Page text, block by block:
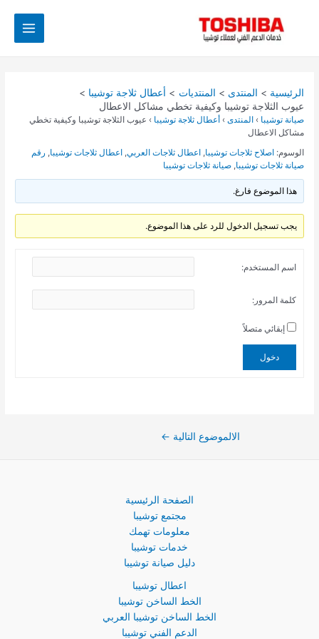
Main
الرئيسية المنتدى المنتديات
أعطال ثلاجة توشيبا
عيوب الثلاجة توشيبا وكيفية تخطي مشاكل الاعطال
صيانة توشيبا ›المنتدى ›أعطال ثلاجة توشيبا › عيوب الثلاجة توشيبا وكيفية تخطي
مشاكل الاعطال
الوسوم:اصلاح ثلاجات توشيبا,اعطال ثلاجات العربي,اعطال ثلاجات توشيبا, رقم
صيانة ثلاجات توشيبا,صيانة ثلاجات توشيبا
هذا الموضوع فارغ.
يجب تسجيل الدخول للرد على هذا الموضوع.
اسم المستخدم:
كلمة المرور:
إبقائي متصلاً
دخول
navigation
الالموضوع التالية ←
الصفحة الرئيسية
مجتمع توشيبا
معلومات تهمك
خدمات توشيبا
دليل صيانة توشيبا
اعطال توشيبا
الخط الساخن توشيبا
الخط الساخن توشيبا العربي
الدعم الفني توشيبا